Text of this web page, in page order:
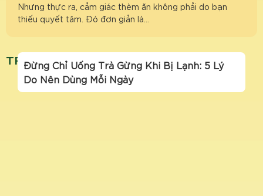
Nhưng thực ra, cảm giác thèm ăn không phải do bạn
thiếu quyết tâm. Đó đơn giản là…
TRAGUNGMATONG
Đừng Chỉ Uống Trà Gừng Khi Bị Lạnh: 5 Lý
Do Nên Dùng Mỗi Ngày